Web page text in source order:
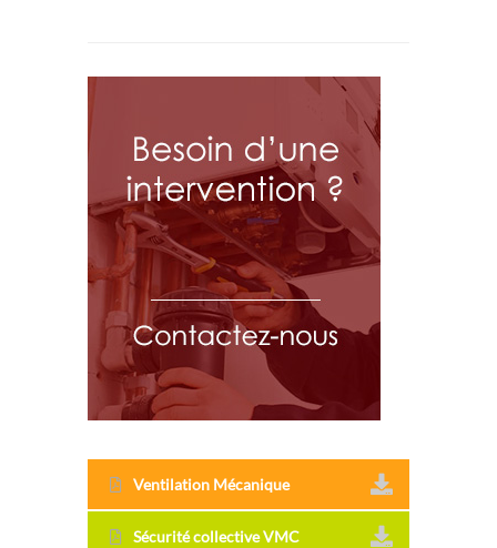
Ventilation Mécanique
Sécurité collective VMC